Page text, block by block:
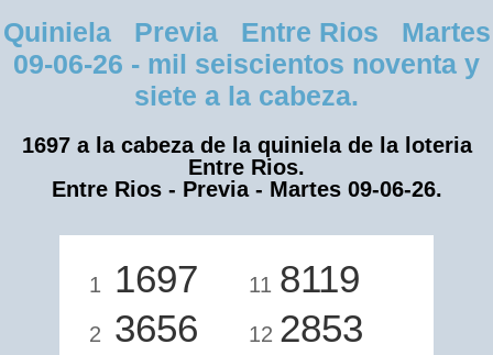
Quiniela Previa Entre Rios Martes
09-06-26 - mil seiscientos noventa y
siete a la cabeza.
1697 a la cabeza de la quiniela de la loteria
Entre Rios.
Entre Rios - Previa - Martes 09-06-26.
1 1697
2 3656
11 8119
12 2853